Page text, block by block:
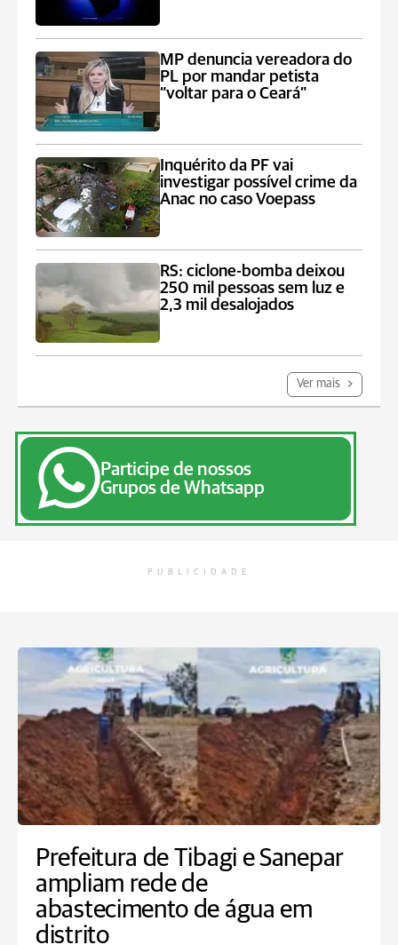
MP denuncia vereadora do
PL por mandar petista
“voltar para o Ceará”
Inquérito da PF vai
investigar possível crime da
Anac no caso Voepass
RS: ciclone-bomba deixou
250 mil pessoas sem luz e
2,3 mil desalojados
Ver mais
Participe de nossos
Grupos de Whatsapp
PUBLICIDADE
Prefeitura de Tibagi e Sanepar
ampliam rede de
abastecimento de água em
distrito